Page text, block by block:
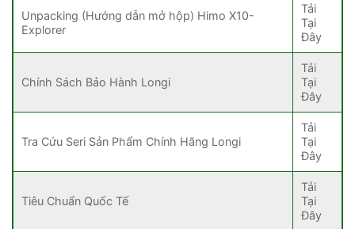
Unpacking (Hướng dẫn mở hộp) Himo X10-
Explorer
Tải
Tại
Đây
Chính Sách Bảo Hành Longi
Tải
Tại
Đây
Tra Cứu Seri Sản Phẩm Chính Hãng Longi
Tải
Tại
Đây
Tiêu Chuẩn Quốc Tế
Tải
Tại
Đây